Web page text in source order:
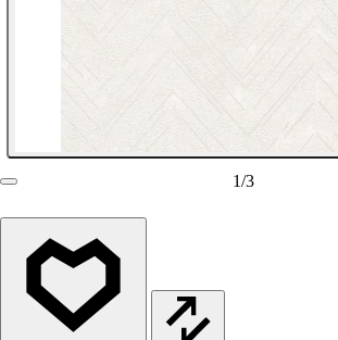
1/3